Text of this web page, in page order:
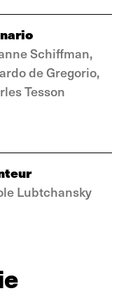
Schiffman,
de Gregorio,
Tesson
Lubtchansky